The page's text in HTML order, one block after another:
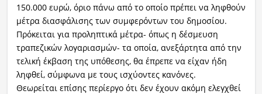
150.000 ευρώ, όριο πάνω από το οποίο πρέπει να ληφθούν
μέτρα διασφάλισης των συμφερόντων του δημοσίου.
Πρόκειται για προληπτικά μέτρα- όπως η δέσμευση
τραπεζικών λογαριασμών- τα οποία, ανεξάρτητα από την
τελική έκβαση της υπόθεσης, θα έπρεπε να είχαν ήδη
ληφθεί, σύμφωνα με τους ισχύοντες κανόνες.
Θεωρείται επίσης περίεργο ότι δεν έχουν ακόμη ελεγχθεί